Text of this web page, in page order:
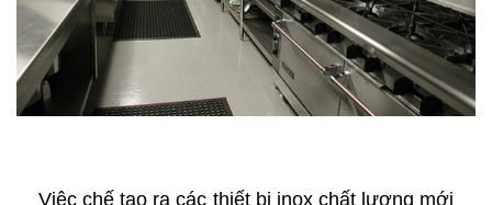
Việc chế tạo ra các thiết bị inox chất lượng mới